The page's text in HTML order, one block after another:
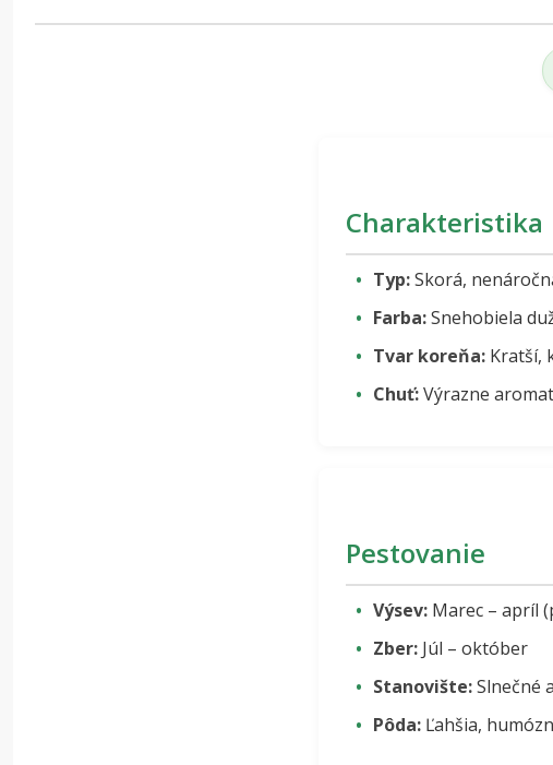
Charakteristika
Typ:Skorá,
Farba:Snehobiela
Tvar koreňa: Kratší,
Chuť:Výrazne
Pestovanie
Výsev: Marec – apríl
Zber: Júl – október
Stanovište:Slnečné
Pôda: Ľahšia,